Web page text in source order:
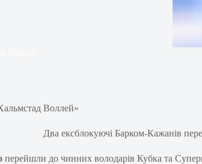
Воллей»
перейшли до чинних володарів Кубка та